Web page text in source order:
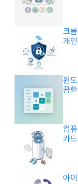
크
개
윈
끔
컴
카
아